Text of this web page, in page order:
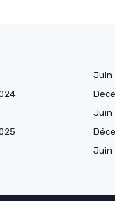
Juin
Juin
Juin